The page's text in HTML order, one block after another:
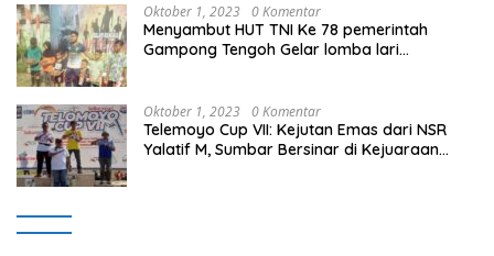
Oktober 1, 2023 0 Komentar
Menyambut HUT TNI Ke 78 pemerintah
Gampong Tengoh Gelar lomba lari
Oktober 1, 2023 0 Komentar
Telemoyo Cup VII: Kejutan Emas dari NSR
Yalatif M, Sumbar Bersinar di Kejuaraan